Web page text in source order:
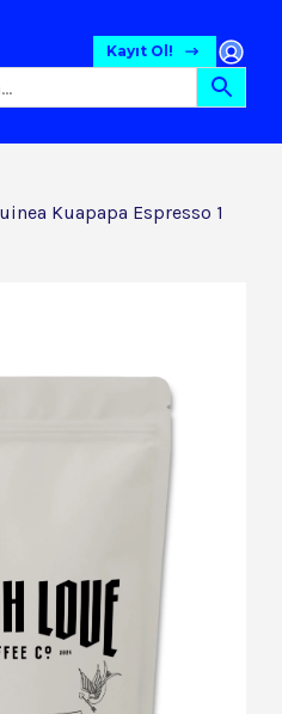
Kayıt Ol!
Kuapapa Espresso 1